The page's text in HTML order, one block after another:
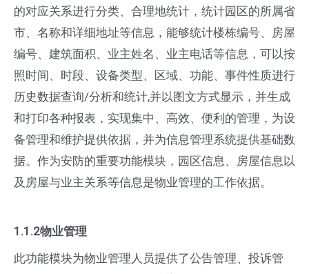
的对应关系进行分类、合理地统计，统计园区的所属省
市、名称和详细地址等信息，能够统计楼栋编号、房屋
编号、建筑面积、业主姓名、业主电话等信息，可以按
照时间、时段、设备类型、区域、功能、事件性质进行
历史数据查询/分析和统计,并以图文方式显示，并生成
和打印各种报表，实现集中、高效、便利的管理，为设
备管理和维护提供依据，并为信息管理系统提供基础数
据。作为安防的重要功能模块，园区信息、房屋信息以
及房屋与业主关系等信息是物业管理的工作依据。
1.1.2物业管理
此功能模块为物业管理人员提供了公告管理、投诉管